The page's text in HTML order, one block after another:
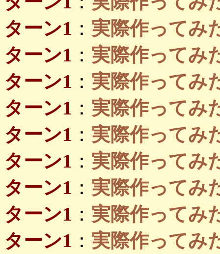
ターン1 ： 実際作ってみ
ターン1 ： 実際作ってみ
ターン1 ： 実際作ってみ
ターン1 ： 実際作ってみ
ターン1 ： 実際作ってみ
ターン1 ： 実際作ってみ
ターン1 ： 実際作ってみ
ターン1 ： 実際作ってみ
ターン1 ： 実際作ってみ